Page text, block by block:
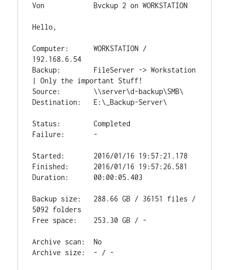
Von            Bvckup 2 on WORKSTATION
Hello,
Computer:      WORKSTATION /
192.168.6.54
Backup:        FileServer -> Workstation
| Only the important Stuff!
Source:        \\server\d-backup\SMB\
Destination:   E:\_Backup-Server\
Status:        Completed
Failure:       -
Started:       2016/01/16 19:57:21.178
Finished:      2016/01/16 19:57:26.581
Duration:      00:00:05.403
Backup size:   288.66 GB / 36151 files /
5092 folders
Free space:    253.30 GB / -
Archive scan:  No
Archive size:  - / -